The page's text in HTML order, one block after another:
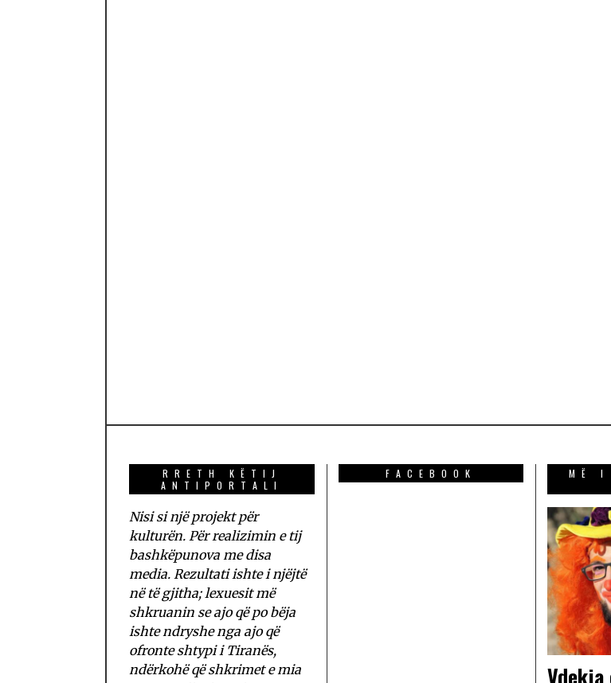
RRETH KËTIJ
ANTIPORTALI
Nisi si një projekt për
kulturën. Për realizimin e tij
bashkëpunova me disa
media. Rezultati ishte i njëjtë
në të gjitha; lexuesit më
shkruanin se ajo që po bëja
ishte ndryshe nga ajo që
ofronte shtypi i Tiranës,
ndërkohë që shkrimet e mia
FACEBOOK
MË I